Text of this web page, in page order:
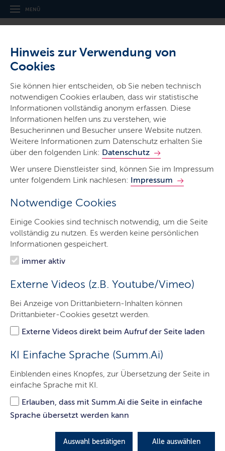
Hinweis zur Verwendung von
Cookies
Sie können hier entscheiden, ob Sie neben technisch
notwendigen Cookies erlauben, dass wir statistische
Informationen vollständig anonym erfassen. Diese
Informationen helfen uns zu verstehen, wie
Besucherinnen und Besucher unsere Website nutzen.
Weitere Informationen zum Datenschutz erhalten Sie
über den folgenden Link: Datenschutz
Wer unsere Dienstleister sind, können Sie im Impressum
unter folgendem Link nachlesen: Impressum
Notwendige Cookies
Einige Cookies sind technisch notwendig, um die Seite
vollständig zu nutzen. Es werden keine persönlichen
Informationen gespeichert.
immer aktiv
Externe Videos (z.B. Youtube/Vimeo)
Bei Anzeige von Drittanbietern-Inhalten können
Drittanbieter-Cookies gesetzt werden.
Externe Videos direkt beim Aufruf der Seite laden
KI Einfache Sprache (Summ.Ai)
Einblenden eines Knopfes, zur Übersetzung der Seite in
einfache Sprache mit KI.
Erlauben, dass mit Summ.Ai die Seite in einfache
Sprache übersetzt werden kann
Auswahl bestätigen Alle auswählen
MENÜ
Thema
Abwasser
Liste der zugelassenen
Fachkundigen gemäß §2 Abs. 3
ZFVO für den
Untersuchungsbereich
"Leichtflüssigkeitsabscheider für
Benzin und Öl (incl.
Koaleszenzabscheider)"
LETZTE AKTUALISIERUNG: 02.07.2026
Liste der zugelassenen Fachkundigen gemäß §2 Abs. 3
"Leichtflüssigkeitsabscheider für Benzin und Öl (incl.
Liste der zugelassenen Fachkundigen gemäß §2 Abs. 3
ZFVO für den Untersuchungsbereich
"Leichtflüssigkeitsabscheider für Benzin und Öl (incl.
Koaleszenzabscheider)" (PDF, 120KB, Datei ist barrierefrei)